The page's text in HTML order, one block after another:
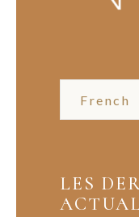
LES